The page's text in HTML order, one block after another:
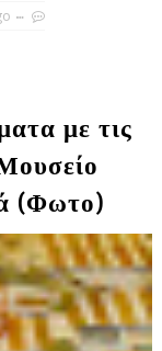
με τις
(Φωτο)